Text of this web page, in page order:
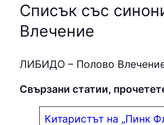
Списък със
Влечение
ЛИБИДО – Полово
Свързани статии,
Китаристът на „Пинк